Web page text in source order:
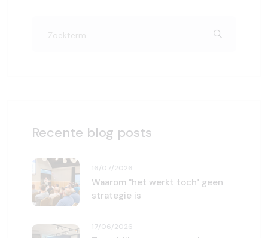
Recente blog posts
16/07/2026
Waarom "het werkt toch" geen
strategie is
17/06/2026